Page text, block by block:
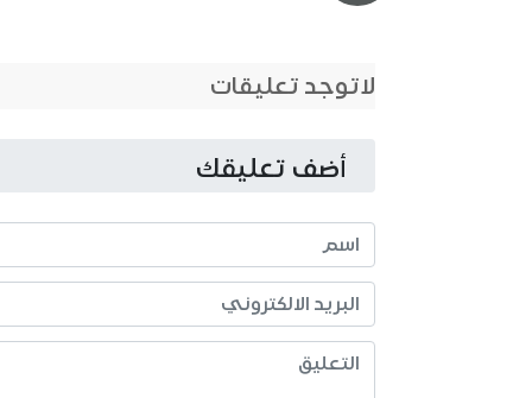
لاتوجد تعليقات
أضف تعليقك